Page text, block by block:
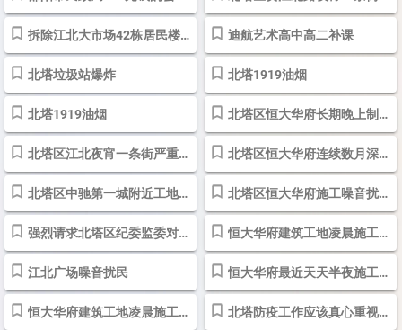
拆除江北大市场42栋居民楼下垃圾转运站 迪航艺术高中高二补课
北塔垃圾站爆炸 北塔1919油烟
北塔1919油烟 北塔区恒大华府长期晚上制造噪音无人管
北塔区江北夜宵一条街严重扰民20200516 北塔区恒大华府连续数月深夜施工扰民
北塔区中驰第一城附近工地施工噪音问题盼解决 - 问政湖南 - 红网 北塔区恒大华府施工噪音扰民，严重影响生活
强烈请求北塔区纪委监委对北塔区治限治超站涉嫌职务犯罪行为展开调查 恒大华府建筑工地凌晨施工扰民
江北广场噪音扰民 恒大华府最近天天半夜施工，严重扰民
恒大华府建筑工地凌晨施工扰民 - 问政湖南 - 红网 北塔防疫工作应该真心重视环境保护